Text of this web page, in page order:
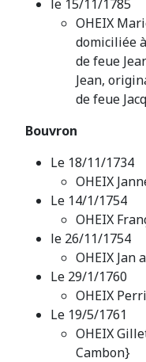
le 15/11/1785
OHEIX
domiciliée
de feue
Jean,
de feue
Bouvron
Le 18/11/1734
OHEIX
Le 14/1/1754
OHEIX
le 26/11/1754
OHEIX Jan
Le 29/1/1760
OHEIX
Le 19/5/1761
OHEIX
Cambon}